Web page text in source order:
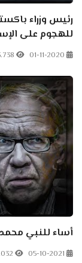
رئيس وزراء
للهجوم على
01-11-2020
أساء للنبي
05-10-2021